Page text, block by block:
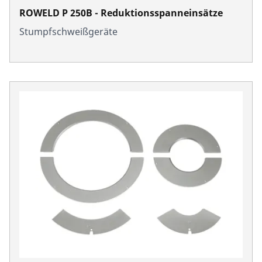
ROWELD P 250B - Reduktionsspanneinsätze
Stumpfschweißgeräte